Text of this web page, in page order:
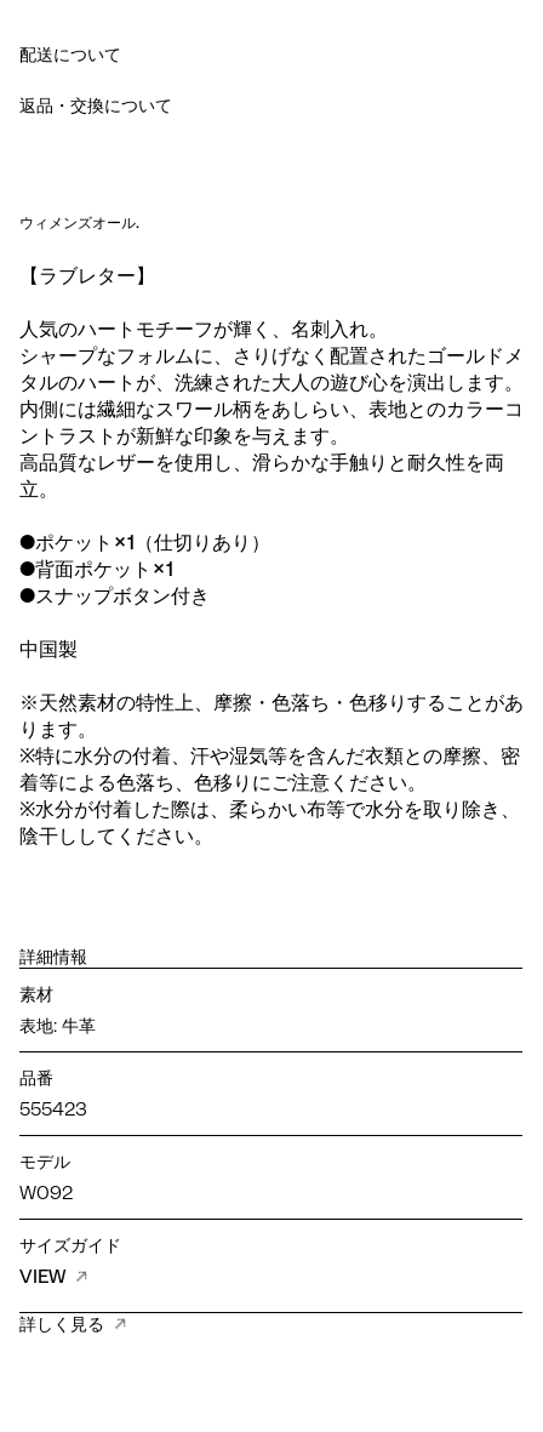
配送について
返品・交換について
ウィメンズオール.
【ラブレター】
人気のハートモチーフが輝く、名刺入れ。
シャープなフォルムに、さりげなく配置されたゴールドメ
タルのハートが、洗練された大人の遊び心を演出します。
内側には繊細なスワール柄をあしらい、表地とのカラーコ
ントラストが新鮮な印象を与えます。
高品質なレザーを使用し、滑らかな手触りと耐久性を両
立。
●ポケット×1（仕切りあり）
●背面ポケット×1
●スナップボタン付き
中国製
※天然素材の特性上、摩擦・色落ち・色移りすることがあ
ります。
※特に水分の付着、汗や湿気等を含んだ衣類との摩擦、密
着等による色落ち、色移りにご注意ください。
※水分が付着した際は、柔らかい布等で水分を取り除き、
陰干ししてください。
詳細情報
素材
表地: 牛革
品番
555423
モデル
W092
サイズガイド
VIEW
詳しく見る